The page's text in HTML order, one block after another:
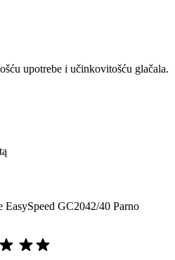
upotrebe i učinkovitošću glačala.
EasySpeed GC2042/40 Parno